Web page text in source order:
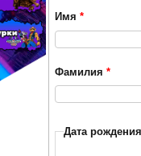
Имя*
Фамилия*
Дата